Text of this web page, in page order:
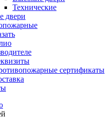
Технические
двери
сертификаты